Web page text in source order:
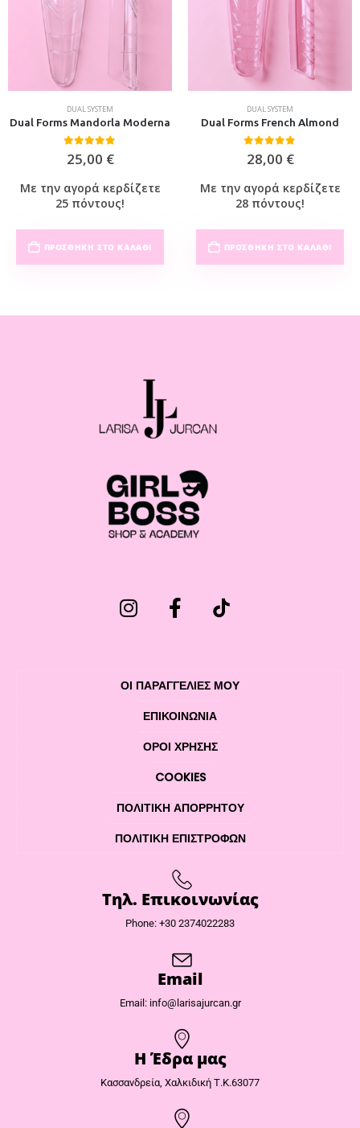
DUAL SYSTEM
Dual Forms Mandorla Moderna
0out of 5
25,00 €
Με την αγορά κερδίζετε
25 πόντους!
ΠΡΟΣΘΉΚΗ ΣΤΟ ΚΑΛΆΘΙ
DUAL SYSTEM
Dual Forms French Almond
0out of 5
28,00 €
Με την αγορά κερδίζετε
28 πόντους!
ΠΡΟΣΘΉΚΗ ΣΤΟ ΚΑΛΆΘΙ
ΟΙ ΠΑΡΑΓΓΕΛΙΕΣ ΜΟΥ
ΕΠΙΚΟΙΝΩΝΊΑ
ΌΡΟΙ ΧΡΉΣΗΣ
COOKIES
ΠΟΛΙΤΙΚΉ ΑΠΟΡΡΉΤΟΥ
ΠΟΛΙΤΙΚΉ ΕΠΙΣΤΡΟΦΏΝ
Τηλ. Επικοινωνίας
Phone: +30 2374022283
Email
Email: info@larisajurcan.gr
Η Έδρα μας​
Κασσανδρεία, Χαλκιδική Τ.Κ.63077